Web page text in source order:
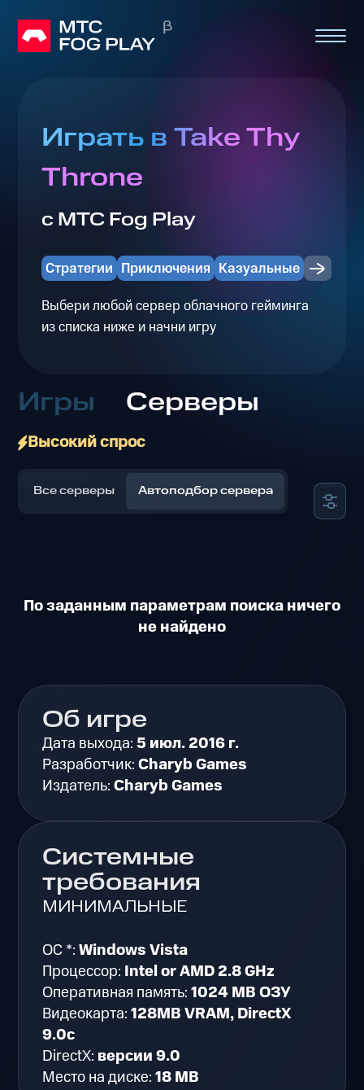
Играть в Take Thy
Throne
с МТС Fog Play
Стратегии Приключения Казуальные
Выбери любой сервер облачного гейминга
из списка ниже и начни игру
Игры Серверы
Высокий спрос
Все серверы Автоподбор сервера
По заданным параметрам поиска ничего
не найдено
Об игре
Дата выхода:5 июл. 2016 г.
Разработчик:Charyb Games
Издатель:Charyb Games
Системные
требования
МИНИМАЛЬНЫЕ
ОС *:Windows Vista
Процессор: Intel or AMD 2.8 GHz
Оперативная память:1024 MB ОЗУ
Видеокарта:128MB VRAM, DirectX
9.0c
DirectX: версии 9.0
Место на диске:18 MB